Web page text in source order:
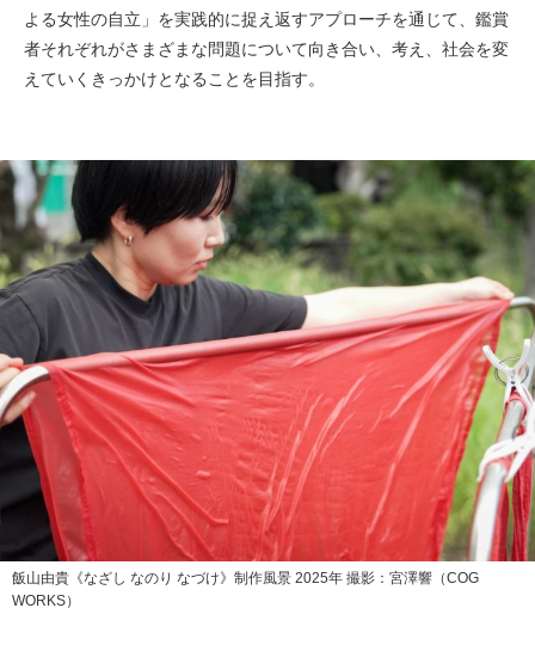
よる女性の自立」を実践的に捉え返すアプローチを通じて、鑑賞
者それぞれがさまざまな問題について向き合い、考え、社会を変
えていくきっかけとなることを目指す。
飯山由貴《なざし なのり なづけ》制作風景 2025年 撮影：宮澤響（COG
WORKS）